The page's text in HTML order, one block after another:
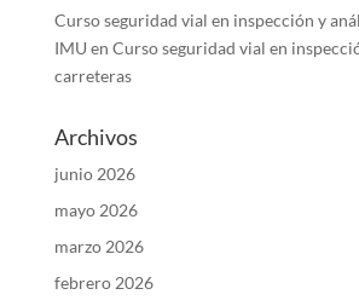
Curso seguridad vial en inspección y
IMU en Curso seguridad vial en
carreteras
Archivos
junio 2026
mayo 2026
marzo 2026
febrero 2026